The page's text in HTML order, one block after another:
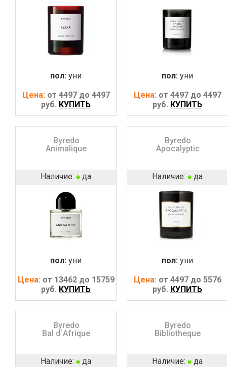
пол: уни
Цена: от 4497 до 4497
руб. КУПИТЬ
пол: уни
Цена: от 4497 до 4497
руб. КУПИТЬ
Byredo
Animalique
Наличие: да
пол: уни
Цена: от 13462 до 15759
руб. КУПИТЬ
Byredo
Apocalyptic
Наличие: да
пол: уни
Цена: от 4497 до 5576
руб. КУПИТЬ
Byredo
Bal d`Afrique
Наличие: да
Byredo
Bibliotheque
Наличие: да